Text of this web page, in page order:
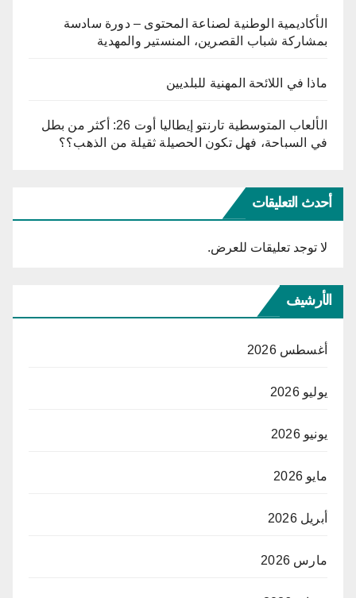
الأكاديمية الوطنية لصناعة المحتوى – دورة سادسة
بمشاركة شباب القصرين، المنستير والمهدية
ماذا في اللائحة المهنية للبلديين
الألعاب المتوسطية تارنتو إيطاليا أوت 26: أكثر من بطل
في السباحة، فهل تكون الحصيلة ثقيلة من الذهب؟؟
أحدث التعليقات
لا توجد تعليقات للعرض.
الأرشيف
أغسطس 2026
يوليو 2026
يونيو 2026
مايو 2026
أبريل 2026
مارس 2026